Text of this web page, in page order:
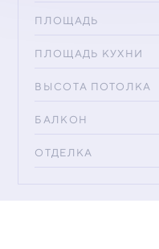
ПЛОЩАДЬ
ПЛОЩАДЬ КУХНИ
ВЫСОТА ПОТОЛКА
БАЛКОН
ОТДЕЛКА